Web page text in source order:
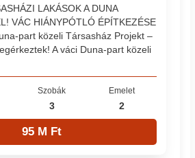
LAKÁSOK A DUNA
VÁC HIÁNYPÓTLÓ ÉPÍTKEZÉSE
part közeli Társasház Projekt –
A váci Duna-part közeli
Szobák
3
Emelet
2
95 M Ft